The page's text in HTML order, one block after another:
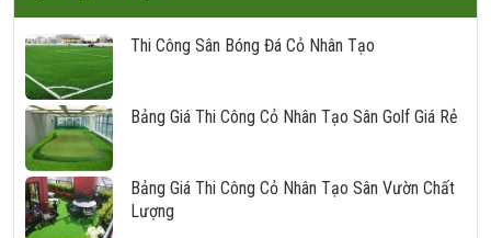
Thi Công Sân Bóng Đá Cỏ Nhân Tạo
Bảng Giá Thi Công Cỏ Nhân Tạo Sân Golf Giá Rẻ
Bảng Giá Thi Công Cỏ Nhân Tạo Sân Vườn Chất
Lượng